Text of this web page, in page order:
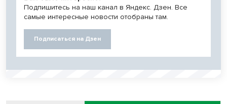
Подпишитесь на наш канал в Яндекс. Дзен. Все
самые интересные новости отобраны там.
Подписаться на Дзен